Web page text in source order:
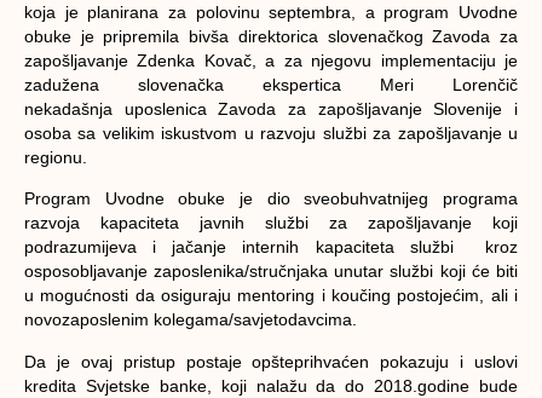
koja je planirana za polovinu septembra, a program Uvodne
obuke je pripremila bivša direktorica slovenačkog Zavoda za
zapošljavanje Zdenka Kovač, a za njegovu implementaciju je
zadužena slovenačka ekspertica Meri Lorenčič
nekadašnja uposlenica Zavoda za zapošljavanje Slovenije i
osoba sa velikim iskustvom u razvoju službi za zapošljavanje u
regionu.
Program Uvodne obuke je dio sveobuhvatnijeg programa
razvoja kapaciteta javnih službi za zapošljavanje koji
podrazumijeva i jačanje internih kapaciteta službi kroz
osposobljavanje zaposlenika/stručnjaka unutar službi koji će biti
u mogućnosti da osiguraju mentoring i koučing postojećim, ali i
novozaposlenim kolegama/savjetodavcima.
Da je ovaj pristup postaje opšteprihvaćen pokazuju i uslovi
kredita Svjetske banke, koji nalažu da do 2018.godine bude